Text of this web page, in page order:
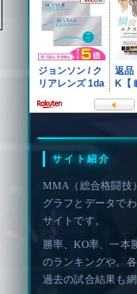
サイト紹介
MMA（総合格闘技
グラフとデータで
サイトです。
勝率、KO率、一本
のランキングや、
過去の試合結果も